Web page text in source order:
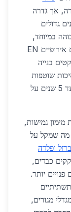
אך גדרה
גדולים
במיוחד,
עם תקנים ישראליים כגון ת"י 144 ותקנים אירופיים EN
בנייה
שוטפות
במעבדות מוסמכות, ומציעים אחריות של עד 5 שנים על
מימון גמישות,
מה שמקל על
ופלדה
כבדים,
יותר.
התשתיתיים
מגורים,